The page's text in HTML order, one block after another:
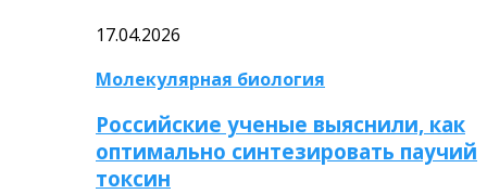
17.04.2026
Молекулярная биология
Российские ученые выяснили, как
оптимально синтезировать паучий
токсин